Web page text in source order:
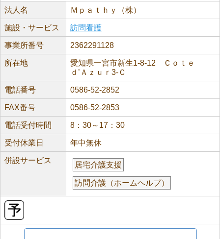
法人名 Ｍｐａｔｈｙ（株）
施設・サービス 訪問看護
事業所番号 2362291128
所在地
愛知県一宮市新生1-8-12 Ｃｏｔｅ
ｄ’Ａｚｕｒ3-Ｃ
電話番号 0586-52-2852
FAX番号 0586-52-2853
電話受付時間 8：30～17：30
受付休業日 年中無休
併設サービス
居宅介護支援
訪問介護（ホームヘルプ）